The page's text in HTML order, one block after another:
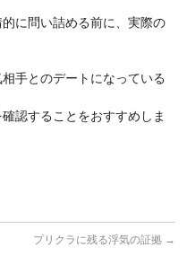
に問い詰める前に、実際の
手とのデートになっている
認することをおすすめしま
プリクラに残る浮気の証拠 →